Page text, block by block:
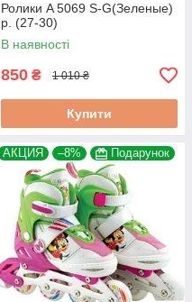
Ролики A 5069 S-G(Зеленые)
р. (27-30)
В наявності
850 ₴ 1 010 ₴
Купити
АКЦИЯ –8% Подарунок